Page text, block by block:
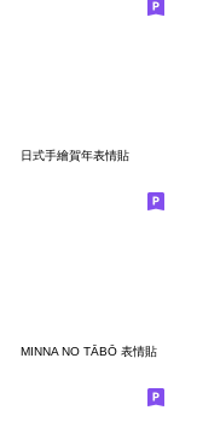
日式手繪賀年表情貼
MINNA NO TĀBŌ 表情貼